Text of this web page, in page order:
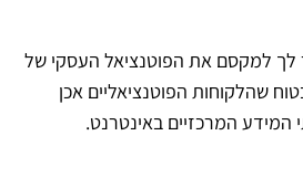
לך למקסם את הפוטנציאל העסקי של
שהלקוחות הפוטנציאליים אכן
המידע המרכזיים באינטרנט.